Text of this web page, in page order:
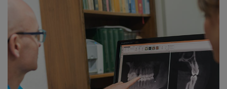
molestias en ningún momento. Si te preguntas si habrá